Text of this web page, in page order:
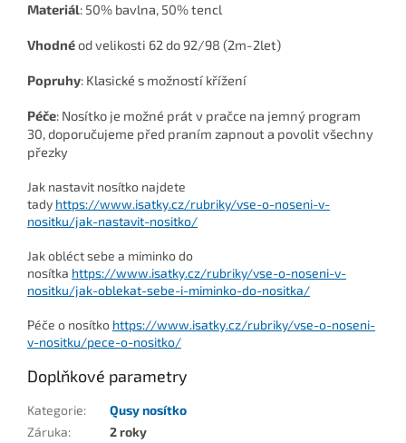
Materiál: 50% bavlna, 50% tencl
Vhodnéod velikosti 62 do 92/98 (2m-2let)
Popruhy: Klasické s možností křížení
Péče: Nosítko je možné prát v pračce na jemný program
30, doporučujeme před praním zapnout a povolit všechny
přezky
Jak nastavit nosítko najdete
tady https://www.isatky.cz/rubriky/vse-o-noseni-v-
nositku/jak-nastavit-nositko/
Jak obléct sebe a miminko do
nosítka https://www.isatky.cz/rubriky/vse-o-noseni-v-
nositku/jak-oblekat-sebe-i-miminko-do-nositka/
Péče o nosítko https://www.isatky.cz/rubriky/vse-o-noseni-
v-nositku/pece-o-nositko/
Doplňkové parametry
Kategorie:
Qusy nosítko
Záruka:
2 roky